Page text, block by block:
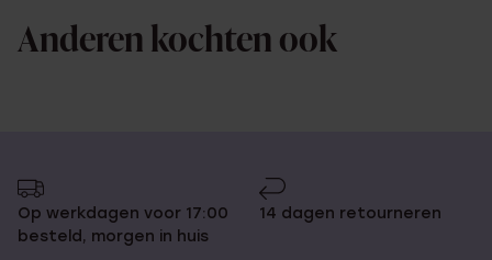
Anderen kochten ook
Op werkdagen voor 17:00
besteld, morgen in huis
14 dagen retourneren